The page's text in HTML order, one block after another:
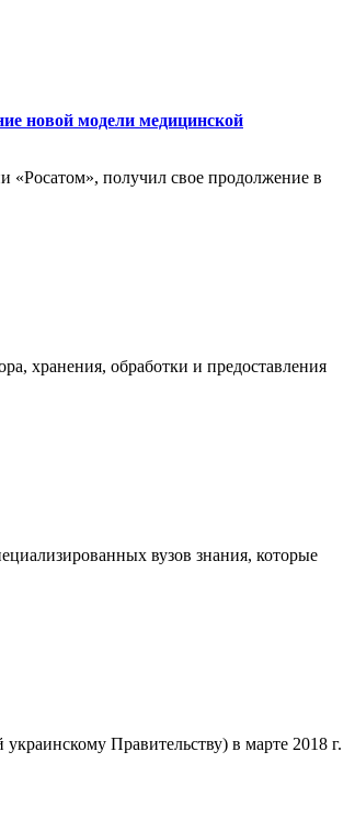
новой модели медицинской
«Росатом», получил свое продолжение в
хранения, обработки и предоставления
вузов знания, которые
Правительству) в марте 2018 г.